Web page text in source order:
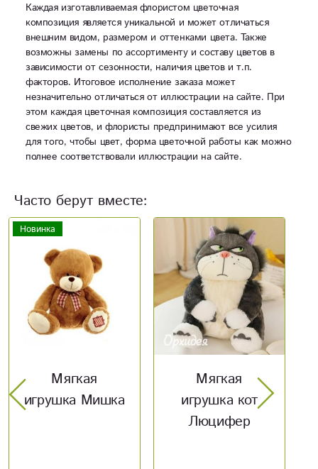
Каждая изготавливаемая флористом цветочная
композиция является уникальной и может отличаться
внешним видом, размером и оттенками цвета. Также
возможны замены по ассортименту и составу цветов в
зависимости от сезонности, наличия цветов и т.п.
факторов. Итоговое исполнение заказа может
незначительно отличаться от иллюстрации на сайте. При
этом каждая цветочная композиция составляется из
свежих цветов, и флористы предпринимают все усилия
для того, чтобы цвет, форма цветочной работы как можно
полнее соответствовали иллюстрации на сайте.
Часто берут вместе:
Мягкая
игрушка кот
Конверт «С 8
марта»